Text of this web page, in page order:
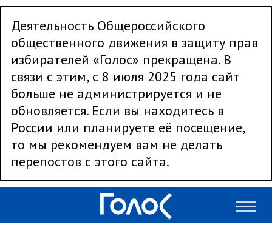
Деятельность Общероссийского
общественного движения в защиту прав
избирателей «Голос» прекращена. В
связи с этим, с 8 июля 2025 года сайт
больше не администрируется и не
обновляется. Если вы находитесь в
России или планируете её посещение,
то мы рекомендуем вам не делать
перепостов с этого сайта.